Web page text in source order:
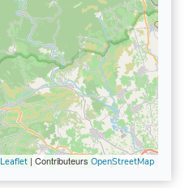
Leaflet| Contributeurs OpenStreetMap